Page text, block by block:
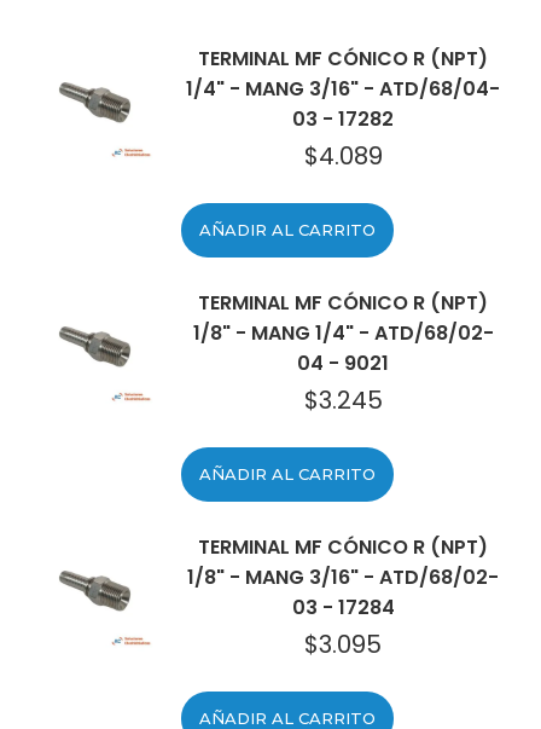
TERMINAL MF CÓNICO R (NPT)
1/4" - MANG 3/16" - ATD/68/04-
03 - 17282
$4.089
AÑADIR AL CARRITO
TERMINAL MF CÓNICO R (NPT)
1/8" - MANG 1/4" - ATD/68/02-
04 - 9021
$3.245
AÑADIR AL CARRITO
TERMINAL MF CÓNICO R (NPT)
1/8" - MANG 3/16" - ATD/68/02-
03 - 17284
$3.095
AÑADIR AL CARRITO